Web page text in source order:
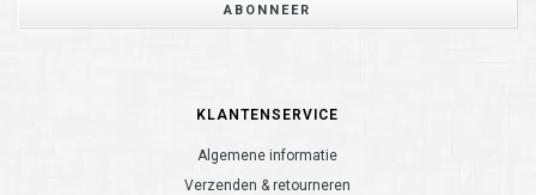
ABONNEER
KLANTENSERVICE
Algemene informatie
Verzenden & retourneren